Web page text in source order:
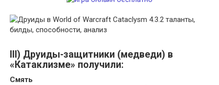
III) Друиды-защитники (медведи) в
«Катаклизме» получили:
Смять